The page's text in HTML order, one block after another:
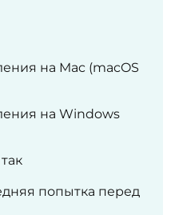
на Mac (macOS
на Windows
попытка перед